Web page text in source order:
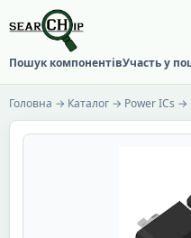
Пошук компонентівУчасть у
Головна → Каталог → Power ICs →